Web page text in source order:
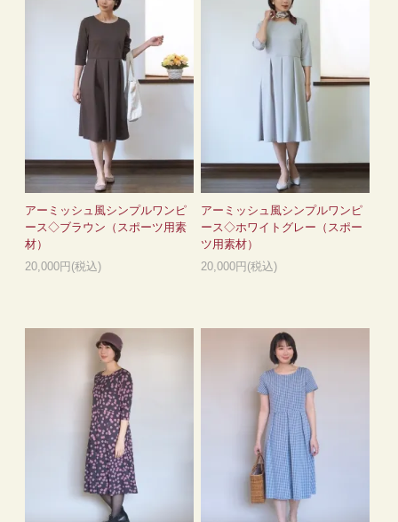
アーミッシュ風シンプルワンピ
ース◇ブラウン（スポーツ用素
材）
20,000円(税込)
アーミッシュ風シンプルワンピ
ース◇ホワイトグレー（スポー
ツ用素材）
20,000円(税込)